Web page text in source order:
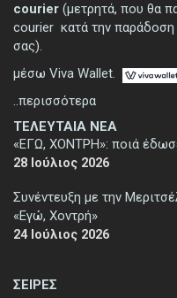
ΣΕΙΡΕΣ
ΤΕΛΕΥΤΑΙΑ ΝΕΑ
«ΕΓΩ, ΧΟΝΤΡΗ»: ποιά
28 Ιούλιος 2026
Συνέντευξη με την
«Εγώ, Χοντρή»
24 Ιούλιος 2026
courier (μετρητά, που θα
courier κατά την παράδοση
σας).
μέσω Viva Wallet.
..περισσότερα